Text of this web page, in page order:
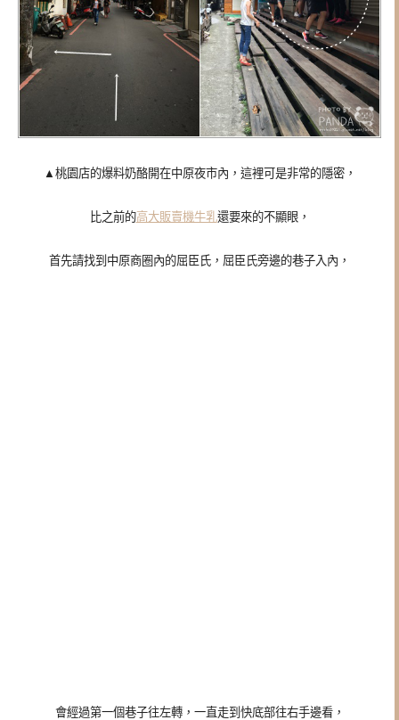
▲ 桃園店的爆料奶酪開在中原夜市內，這裡可是非常的隱密，
比之前的高大販賣機牛乳還要來的不顯眼，
首先請找到中原商圈內的屈臣氏，屈臣氏旁邊的巷子入內，
會經過第一個巷子往左轉，一直走到快底部往右手邊看，